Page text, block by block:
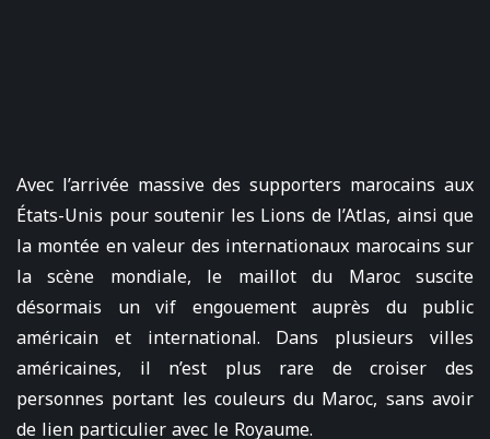
Avec l’arrivée massive des supporters marocains aux
États-Unis pour soutenir les Lions de l’Atlas, ainsi que
la montée en valeur des internationaux marocains sur
la scène mondiale, le maillot du Maroc suscite
désormais un vif engouement auprès du public
américain et international. Dans plusieurs villes
américaines, il n’est plus rare de croiser des
personnes portant les couleurs du Maroc, sans avoir
de lien particulier avec le Royaume.